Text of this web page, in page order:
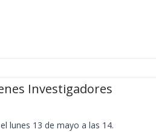
Investigadores
lunes 13 de mayo a las 14.